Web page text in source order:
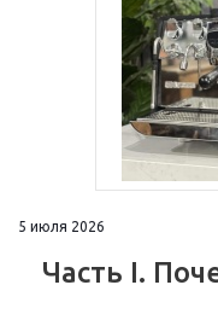
5 июля 2026
Часть I.